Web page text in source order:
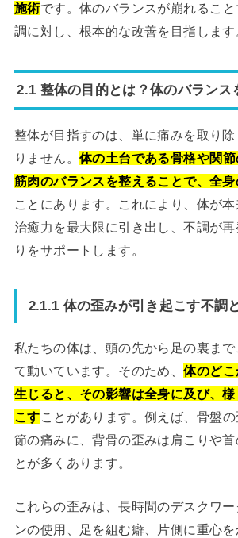
施術です。体のバランスが崩れるこ
調に対し、根本的な改善を目指します
2.1 整体の目的とは？体のバランス
整体が目指すのは、単に痛みを取り
りません。 体の土台である骨格や関節
筋肉のバランスを整えることで、全
ことにあります。これにより、体が
治癒力を最大限に引き出し、不調が再
りをサポートします。
2.1.1 体の歪みが引き起こす不調
私たちの体は、頭の先から足の裏ま
て動いています。そのため、体のど
生じると、その影響は全身に及び、
こすことがあります。例えば、骨盤
節の痛みに、背骨の歪みは肩こりや首
とが多くあります。
これらの歪みは、長時間のデスクワ
ンの使用、足を組む癖、片側に重心